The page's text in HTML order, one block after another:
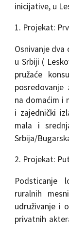
inicijative, u
1. Projekat:
Osnivanje
u Srbiji (
pružaće
posredovanje
na domaćim i
i zajednički
mala i
Srbija/
2. Projekat:
Podsticanje
ruralnih
udruživanje i
privatnih